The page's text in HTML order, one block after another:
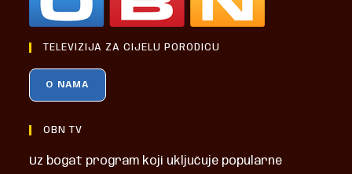
TELEVIZIJA ZA CIJELU PORODICU
O NAMA
OBN TV
Uz bogat program koji uključuje popularne